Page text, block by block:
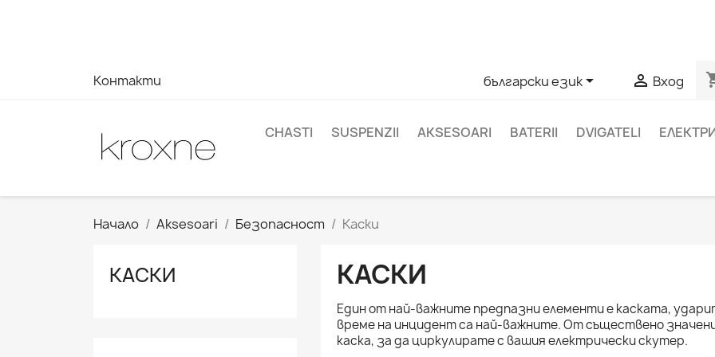
Контакти български език  Вход
CHASTI SUSPENZII AKSESOARI BATERII DVIGATELI
Начало Aksesoari Безопасност Каски
КАСКИ КАСКИ
Един от най-важните предпазни елементи е каската,
време на инцидент са най-важните. От съществено
каска, за да циркулирате с вашия електрически скутер.